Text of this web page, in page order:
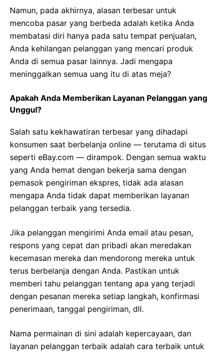
Namun, pada akhirnya, alasan terbesar untuk
mencoba pasar yang berbeda adalah ketika Anda
membatasi diri hanya pada satu tempat penjualan,
Anda kehilangan pelanggan yang mencari produk
Anda di semua pasar lainnya. Jadi mengapa
meninggalkan semua uang itu di atas meja?
Apakah Anda Memberikan Layanan Pelanggan yang
Unggul?
Salah satu kekhawatiran terbesar yang dihadapi
konsumen saat berbelanja online — terutama di situs
seperti eBay.com — dirampok. Dengan semua waktu
yang Anda hemat dengan bekerja sama dengan
pemasok pengiriman ekspres, tidak ada alasan
mengapa Anda tidak dapat memberikan layanan
pelanggan terbaik yang tersedia.
Jika pelanggan mengirimi Anda email atau pesan,
respons yang cepat dan pribadi akan meredakan
kecemasan mereka dan mendorong mereka untuk
terus berbelanja dengan Anda. Pastikan untuk
memberi tahu pelanggan tentang apa yang terjadi
dengan pesanan mereka setiap langkah, konfirmasi
penerimaan, tanggal pengiriman, dll.
Nama permainan di sini adalah kepercayaan, dan
layanan pelanggan terbaik adalah cara terbaik untuk